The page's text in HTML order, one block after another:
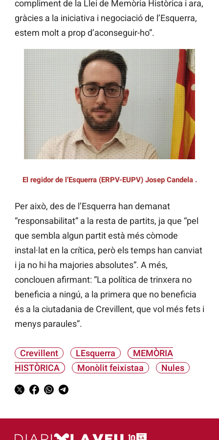
compliment de la Llei de Memòria Històrica i ara,
gràcies a la iniciativa i negociació de l’Esquerra,
estem molt a prop d’aconseguir-ho”.
El regidor de l’Esquerra (ERPV-EUPV) Josep Candela .
Per això, des de l’Esquerra han demanat
“responsabilitat” a la resta de partits, ja que “pel
que sembla algun partit està més còmode
instal·lat en la crítica, però els temps han canviat
i ja no hi ha majories absolutes”. A més,
conclouen afirmant: “La política de trinxera no
beneficia a ningú, a la primera que no beneficia
és a la ciutadania de Crevillent, que vol més fets i
menys paraules”.
Crevillent LEsquerra
MEMÒRIA
HISTÒRICA
Monòlit feixistaa Nules